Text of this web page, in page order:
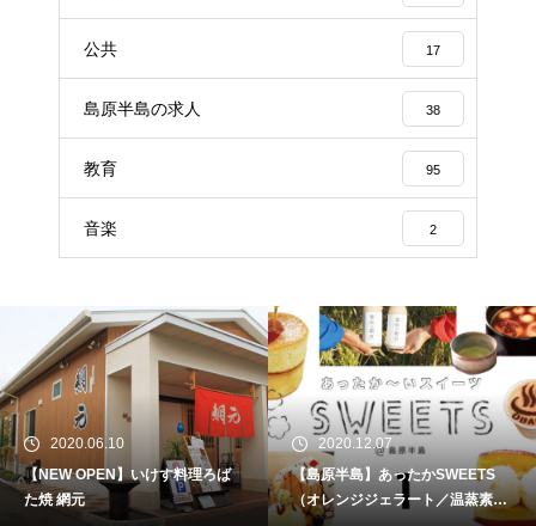
公共 17
島原半島の求人 38
教育 95
音楽 2
2020.06.10
【NEW OPEN】いけす料理ろば
た焼 網元
2020.12.07
【島原半島】あったかSWEETS
（オレンジジェラート／温蒸素味